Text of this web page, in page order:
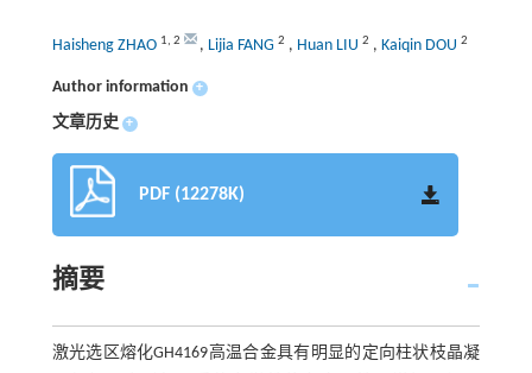
Haisheng ZHAO 1, 2 , Lijia FANG 2 , Huan LIU 2 , Kaiqin DOU 2
Author information +
文章历史 +
PDF (12278K)
摘要
激光选区熔化GH4169高温合金具有明显的定向柱状枝晶凝